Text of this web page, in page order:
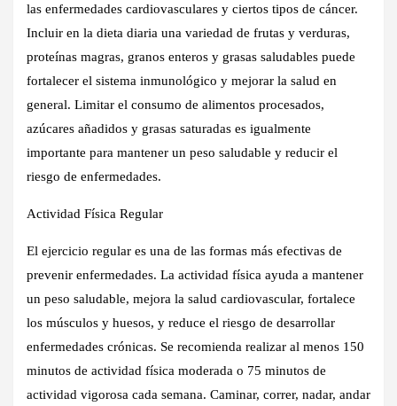
las enfermedades cardiovasculares y ciertos tipos de cáncer.
Incluir en la dieta diaria una variedad de frutas y verduras,
proteínas magras, granos enteros y grasas saludables puede
fortalecer el sistema inmunológico y mejorar la salud en
general. Limitar el consumo de alimentos procesados,
azúcares añadidos y grasas saturadas es igualmente
importante para mantener un peso saludable y reducir el
riesgo de enfermedades.
Actividad Física Regular
El ejercicio regular es una de las formas más efectivas de
prevenir enfermedades. La actividad física ayuda a mantener
un peso saludable, mejora la salud cardiovascular, fortalece
los músculos y huesos, y reduce el riesgo de desarrollar
enfermedades crónicas. Se recomienda realizar al menos 150
minutos de actividad física moderada o 75 minutos de
actividad vigorosa cada semana. Caminar, correr, nadar, andar